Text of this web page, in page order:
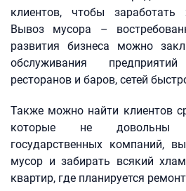
клиентов, чтобы
Вывоз мусора –
развития бизнеса можно
обслуживания
ресторанов и баров, сетей
Также можно найти клиентов
которые не довольны
государственных компаний,
мусор и забирать всякий
квартир, где планируется